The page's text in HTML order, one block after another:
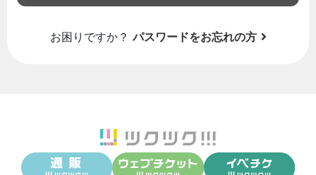
お困りですか？ パスワードをお忘れの方